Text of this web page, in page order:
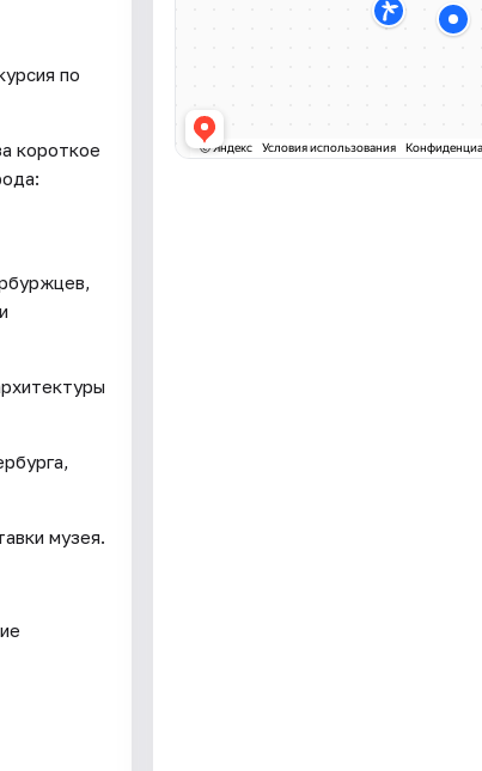
по
короткое
музея.